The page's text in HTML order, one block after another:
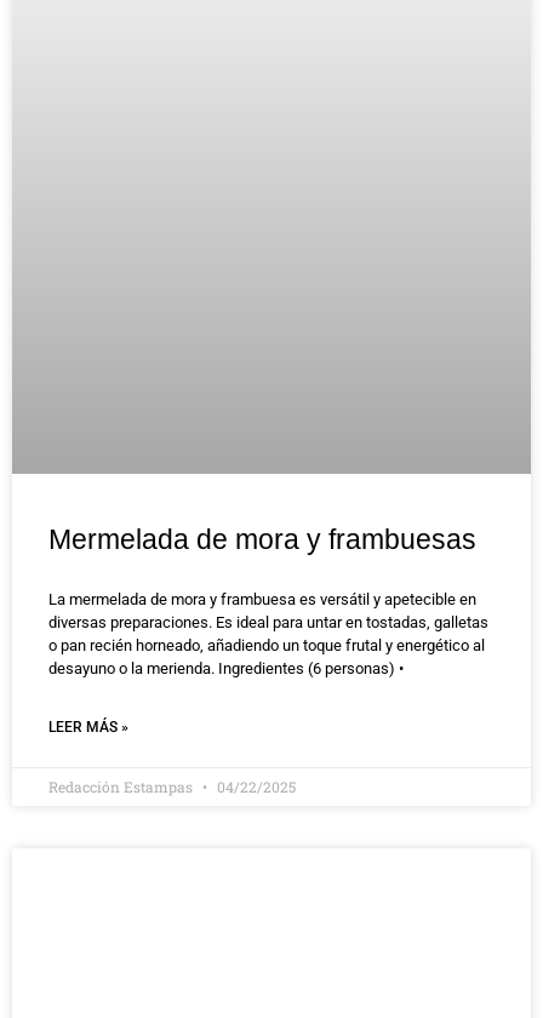
Mermelada de mora y frambuesas
La mermelada de mora y frambuesa es versátil y apetecible en
diversas preparaciones. Es ideal para untar en tostadas, galletas
o pan recién horneado, añadiendo un toque frutal y energético al
desayuno o la merienda. Ingredientes (6 personas) •
LEER MÁS »
Redacción Estampas 04/22/2025